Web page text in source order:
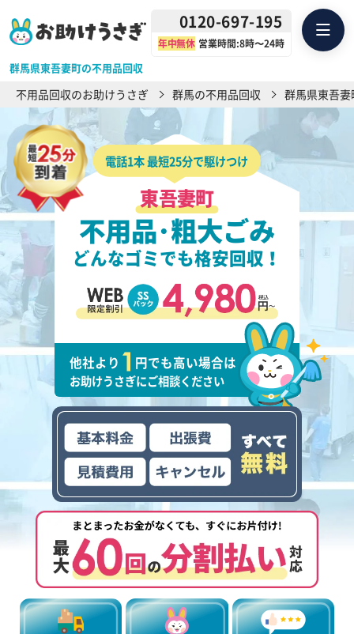
群馬県東吾妻町の不用品回収
0120-697-195
年中無休 営業時間:8時〜24時
不用品回収のお助けうさぎ 群馬の不用品回収 群馬県東吾
電話1本 最短25分で駆けつけ
東吾妻町
不用品･粗大ごみ
どんなゴミでも格安回収！
他社より 円でも高い場合は
お助けうさぎにご相談ください